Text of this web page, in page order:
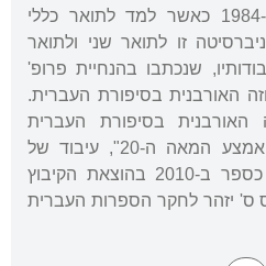
באוניברסיטת תל אביב ב-1984 כאשר למד לתואר כללי
זו לתואר שני ולתואר
האורבנית בסיפורת העברית.
האורבנית בסיפורת העברית
מאמצע המאה ה-19 ועד אמצע המאה ה-20", עיבוד של
עבודת הדוקטור שלו, יצא כספר ב-2010 בהוצאת הקיבוץ
ס' יזהר לחקר הספרות העברית